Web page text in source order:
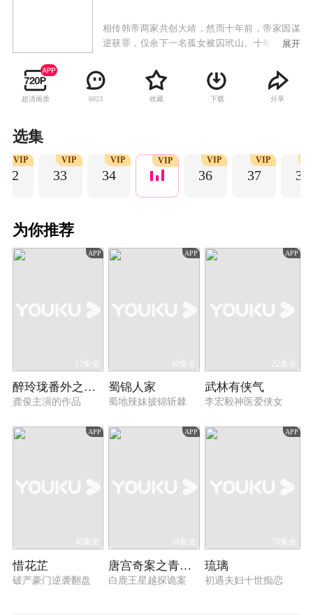
相传韩帝两家共创大靖，然而十年前，帝家因谋
逆获罪，仅余下一名孤女被囚玳山。十年后，一
南剿灭海贼时，竟遇上一个口口声声非他不嫁的
娇俏水匪。女水匪自称任安乐，她拿出三万水
师，登临京师求聘太子，却又在死缠烂打韩烨的
舞弊案、江南水灾案，还与镇边公主安宁打得火
热。而韩烨也因两人家国立场的一致，对她心生
展开
超清画质 6023 收藏 下载 分享
选集
32
VIP
33
VIP
34
VIP VIP
36
VIP
37
VIP
38
为你推荐
APP
12集全
醉玲珑番外之玲珑醉梦
龚俊主演的作品
APP
40集全
蜀锦人家
蜀地辣妹披锦斩棘
APP
22集全
武林有侠气
李宏毅神医爱侠女
APP
40集全
惜花芷
破产豪门逆袭翻盘
APP
34集全
唐宫奇案之青雾风鸣
白鹿王星越探诡案
APP
59集全
琉璃
初遇夫妇十世痴恋